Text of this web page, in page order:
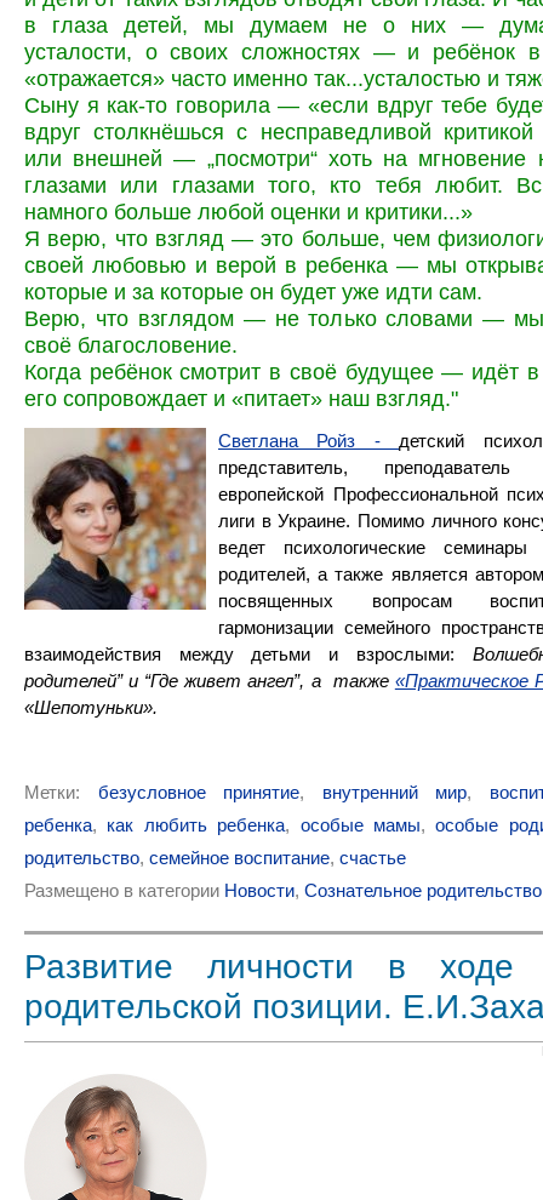
в глаза детей, мы думаем не о них —
усталости, о своих сложностях — и ребёнок
«отражается» часто именно так...усталостью и
Сыну я как-то говорила — «если вдруг тебе
вдруг столкнёшься с несправедливой
или внешней — „посмотри“ хоть на мгновение
глазами или глазами того, кто тебя любит.
намного больше любой оценки и критики...»
Я верю, что взгляд — это больше, чем
своей любовью и верой в ребенка — мы
которые и за которые он будет уже идти сам.
Верю, что взглядом — не только словами —
своё благословение.
Когда ребёнок смотрит в своё будущее — идёт
его сопровождает и «питает» наш взгляд."
Светлана Ройз - детский
представитель,
европейской Профессиональной
лиги в Украине. Помимо личного
ведет психологические
родителей, а также является
посвященных вопросам
гармонизации семейного
взаимодействия между детьми и взрослыми:
родителей” и “Где живет ангел”, а также «Практическое
«Шепотуньки».
Метки: безусловное принятие, внутренний мир,
ребенка, как любить ребенка, особые мамы,особые
родительство, семейное воспитание, счастье
Размещено в категории Новости, Сознательное родительство
Развитие личности в ходе
родительской позиции.